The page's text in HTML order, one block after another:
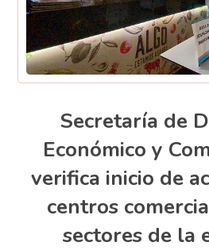
Secretaría de
Económico y
verifica inicio de
centros
sectores de la